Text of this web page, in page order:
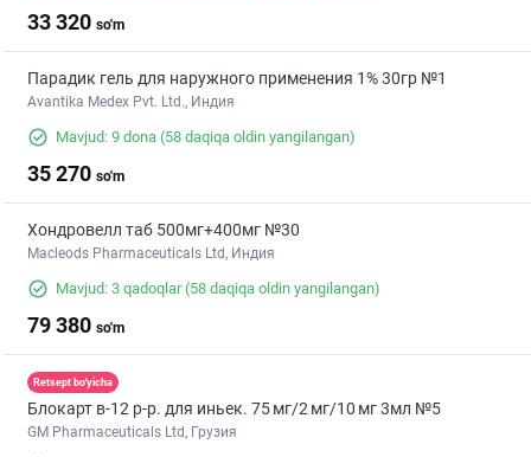
33 320 so'm
Парадик гель для наружного применения 1% 30гр №1
Avantika Medex Pvt. Ltd., Индия
Mavjud: 9 dona (58 daqiqa oldin yangilangan)
35 270 so'm
Хондровелл таб 500мг+400мг №30
Macleods Pharmaceuticals Ltd, Индия
Mavjud: 3 qadoqlar(58 daqiqa oldin yangilangan)
79 380 so'm
Retsept bo'yicha
Блокарт в-12 р-р. для иньек. 75 мг/2 мг/10 мг 3мл №5
GM Pharmaceuticals Ltd, Грузия